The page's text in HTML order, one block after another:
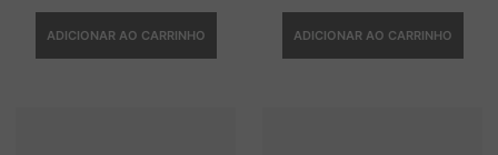
ADICIONAR AO CARRINHO ADICIONAR AO CARRINHO